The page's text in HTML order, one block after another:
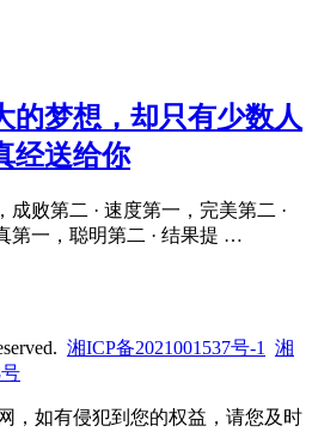
的梦想，却只有少数人
经送给你
成败第二 · 速度第一，完美第二 ·
第一，聪明第二 · 结果提 …
湘ICP备2021001537号-1
湘
，如有侵犯到您的权益，请您及时